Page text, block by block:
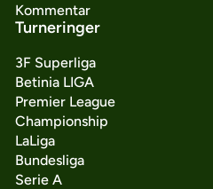
Kommentar
Turneringer
3F Superliga
Betinia LIGA
Premier League
Championship
LaLiga
Bundesliga
Serie A